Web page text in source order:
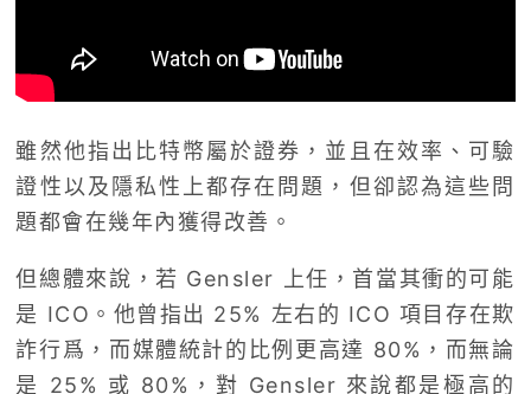
雖然他指出比特幣屬於證券，並且在效率、可驗
證性以及隱私性上都存在問題，但卻認為這些問
題都會在幾年內獲得改善。
但總體來說，若 Gensler 上任，首當其衝的可能
是 ICO。他曾指出 25% 左右的 ICO 項目存在欺
詐行爲，而媒體統計的比例更高達 80%，而無論
是 25% 或 80%，對 Gensler 來說都是極高的